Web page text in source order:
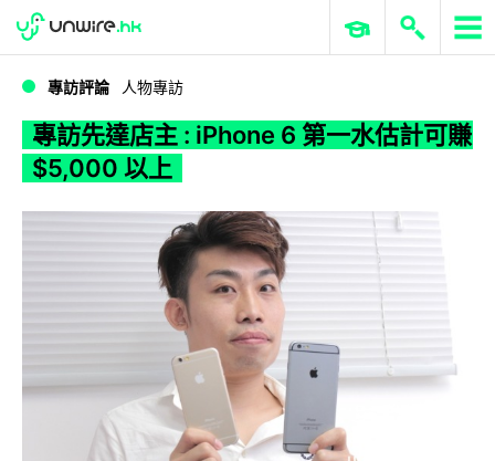
WWDC 2026 ERP 與商業 AI
專訪評論 人物專訪
專訪先達店主 : iPhone 6 第一水估計可賺
$5,000 以上